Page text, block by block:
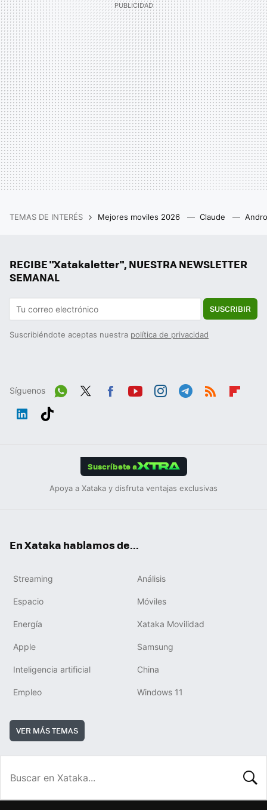
TEMAS DE INTERÉS Mejores moviles 2026 Claude
RECIBE "Xatakaletter", NUESTRA NEWSLETTER
SEMANAL
SUSCRIBIR
Suscribiéndote aceptas nuestra política de privacidad
Síguenos
Wh
Suscríbete a
Apoya a Xataka y disfruta ventajas exclusivas
En Xataka hablamos de...
Streaming Análisis
Espacio Móviles
Energía Xataka Movilidad
Apple Samsung
Inteligencia artificial China
Empleo Windows 11
VER MÁS TEMAS